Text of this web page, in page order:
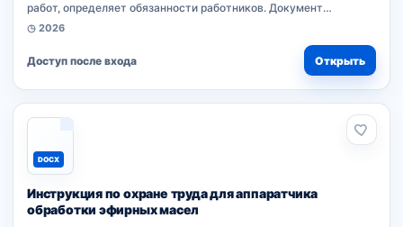
работ, определяет обязанности работников. Документ
разработан работодателем на основе нормативного акта
◷ 2026
Доступ после входа Открыть
DOCX
Инструкция по охране труда для аппаратчика
обработки эфирных масел